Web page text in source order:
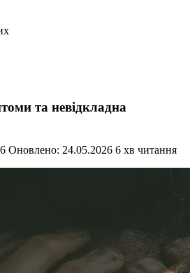
та невідкладна
Оновлено: 24.05.2026 6 хв читання